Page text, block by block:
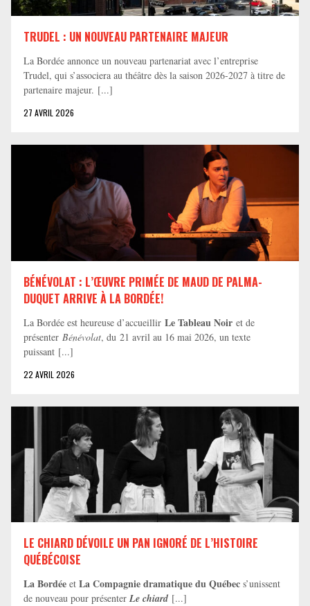
TRUDEL : UN NOUVEAU PARTENAIRE MAJEUR
La Bordée annonce un nouveau partenariat avec l’entreprise
Trudel, qui s’associera au théâtre dès la saison 2026-2027 à titre de
partenaire majeur. [...]
27 AVRIL 2026
BÉNÉVOLAT : L’ŒUVRE PRIMÉE DE MAUD DE PALMA-
DUQUET ARRIVE À LA BORDÉE!
La Bordée est heureuse d’accueillir Le Tableau Noir et de
présenter Bénévolat, du 21 avril au 16 mai 2026, un texte
puissant [...]
22 AVRIL 2026
LE CHIARD DÉVOILE UN PAN IGNORÉ DE L’HISTOIRE
QUÉBÉCOISE
La Bordée et La Compagnie dramatique du Québec s’unissent
de nouveau pour présenter Le chiard [...]